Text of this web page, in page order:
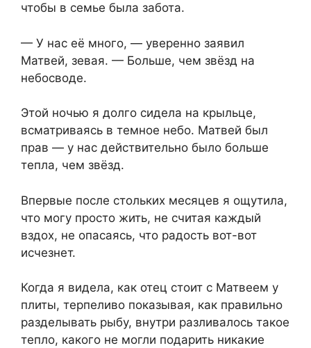
чтобы в семье была забота.
— У нас её много, — уверенно заявил
Матвей, зевая. — Больше, чем звёзд на
небосводе.
Этой ночью я долго сидела на крыльце,
всматриваясь в темное небо. Матвей был
прав — у нас действительно было больше
тепла, чем звёзд.
Впервые после стольких месяцев я ощутила,
что могу просто жить, не считая каждый
вздох, не опасаясь, что радость вот-вот
исчезнет.
Когда я видела, как отец стоит с Матвеем у
плиты, терпеливо показывая, как правильно
разделывать рыбу, внутри разливалось такое
тепло, какого не могли подарить никакие